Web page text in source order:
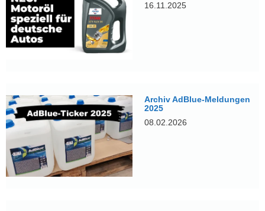
16.11.2025
Archiv AdBlue-Meldungen
2025
08.02.2026